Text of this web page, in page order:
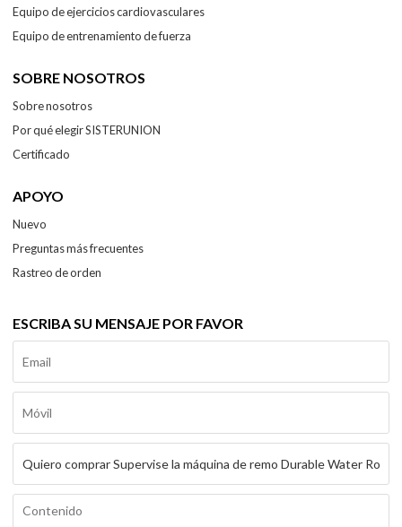
Equipo de ejercicios cardiovasculares
Equipo de entrenamiento de fuerza
SOBRE NOSOTROS
Sobre nosotros
Por qué elegir SISTERUNION
Certificado
APOYO
Nuevo
Preguntas más frecuentes
Rastreo de orden
ESCRIBA SU MENSAJE POR FAVOR